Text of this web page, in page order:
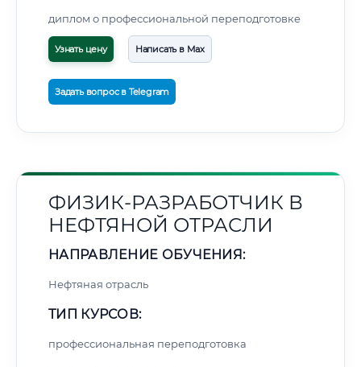
диплом о профессиональной переподготовке
Узнать цену Написать в Max
Задать вопрос в Telegram
ФИЗИК-РАЗРАБОТЧИК В
НЕФТЯНОЙ ОТРАСЛИ
НАПРАВЛЕНИЕ ОБУЧЕНИЯ:
Нефтяная отрасль
ТИП КУРСОВ:
профессиональная переподготовка